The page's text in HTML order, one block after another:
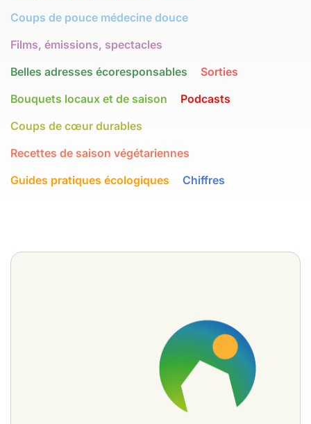
Coups de pouce médecine douce
Films, émissions, spectacles
Belles adresses écoresponsables
Sorties
Bouquets locaux et de saison
Podcasts
Coups de cœur durables
Recettes de saison végétariennes
Guides pratiques écologiques
Chiffres